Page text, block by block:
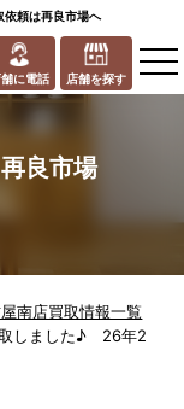
依頼は再良市場へ
舗に電話 店舗を探す
良市場
南店買取情報一覧
取しました♪ 26年2